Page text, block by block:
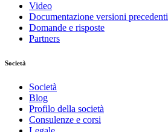
Video
Documentazione versioni precedenti
Domande e risposte
Partners
Società
Società
Blog
Profilo della società
Consulenze e corsi